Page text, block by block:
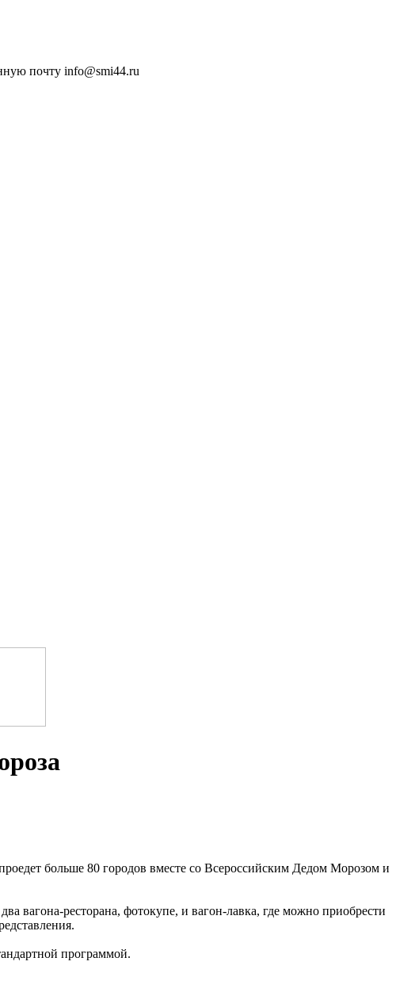
почту info@smi44.ru
больше 80 городов вместе со Всероссийским Дедом Морозом и
вагона-ресторана, фотокупе, и вагон-лавка, где можно приобрести
программой.